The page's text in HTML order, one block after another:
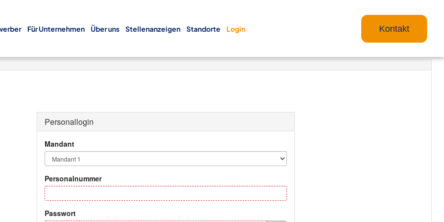
Für Unternehmen Über uns Stellenanzeigen Standorte Login Kontakt